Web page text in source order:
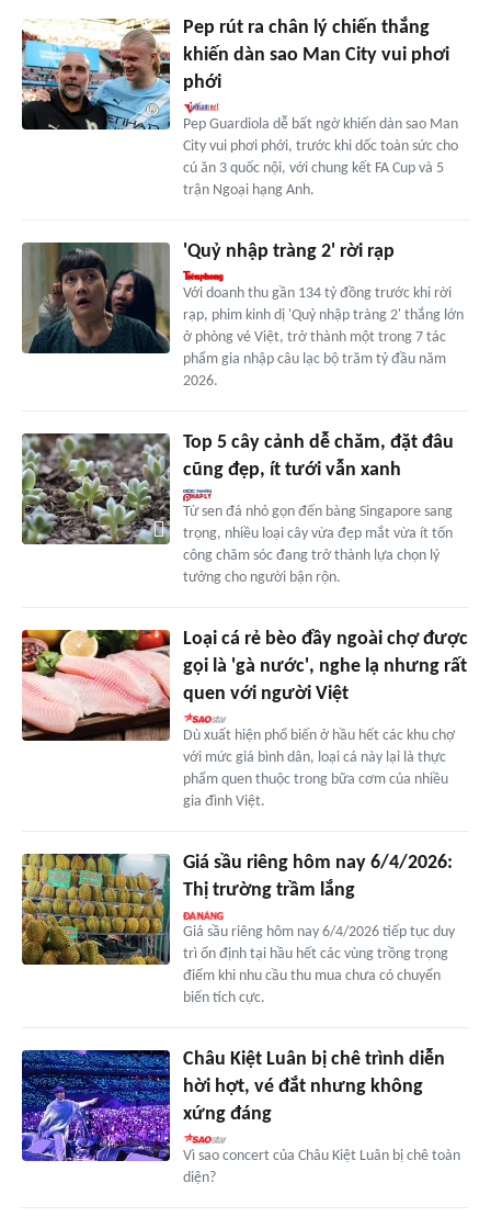
Pep rút ra chân lý chiến thắng
khiến dàn sao Man City vui phơi
phới
Pep Guardiola dễ bất ngờ khiến dàn sao Man
City vui phơi phới, trước khi dốc toàn sức cho
cú ăn 3 quốc nội, với chung kết FA Cup và 5
trận Ngoại hạng Anh.
'Quỷ nhập tràng 2' rời rạp
Với doanh thu gần 134 tỷ đồng trước khi rời
rạp, phim kinh dị 'Quỷ nhập tràng 2' thắng lớn
ở phòng vé Việt, trở thành một trong 7 tác
phẩm gia nhập câu lạc bộ trăm tỷ đầu năm
2026.
Top 5 cây cảnh dễ chăm, đặt đâu
cũng đẹp, ít tưới vẫn xanh
Từ sen đá nhỏ gọn đến bàng Singapore sang
trọng, nhiều loại cây vừa đẹp mắt vừa ít tốn
công chăm sóc đang trở thành lựa chọn lý
tưởng cho người bận rộn.
Loại cá rẻ bèo đầy ngoài chợ được
gọi là 'gà nước', nghe lạ nhưng rất
quen với người Việt
Dù xuất hiện phổ biến ở hầu hết các khu chợ
với mức giá bình dân, loại cá này lại là thực
phẩm quen thuộc trong bữa cơm của nhiều
gia đình Việt.
Giá sầu riêng hôm nay 6/4/2026:
Thị trường trầm lắng
Giá sầu riêng hôm nay 6/4/2026 tiếp tục duy
trì ổn định tại hầu hết các vùng trồng trọng
điểm khi nhu cầu thu mua chưa có chuyển
biến tích cực.
Châu Kiệt Luân bị chê trình diễn
hời hợt, vé đắt nhưng không
xứng đáng
Vì sao concert của Châu Kiệt Luân bị chê toàn
diện?